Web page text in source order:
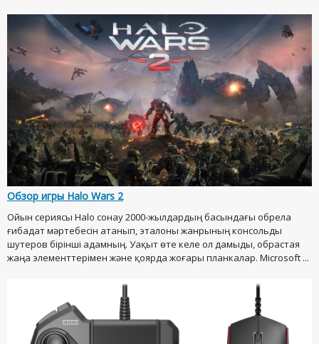
Обзор игры Halo Wars 2
Ойын сериясы Halo сонау 2000-жылдардың басындағы обрела
ғибадат мәртебесін атанып, эталоны жанрының консольды
шутеров бірінші адамның. Уақыт өте келе ол дамыды, обрастая
жаңа элементтерімен және қоярда жоғары планкалар. Microsoft ...